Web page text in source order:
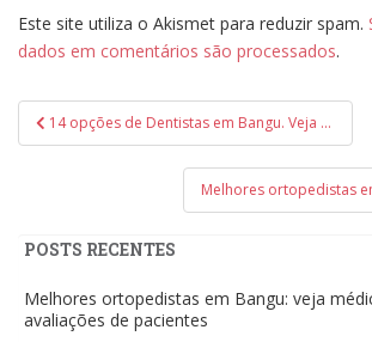
Este site utiliza o Akismet para reduzir spam.
dados em comentários são processados.
Navegação
de
14 opções de Dentistas em Bangu. Veja as avaliações
POSTS RECENTES
Melhores ortopedistas em Bangu: veja
avaliações de pacientes